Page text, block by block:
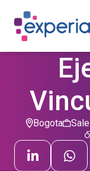
Bogota